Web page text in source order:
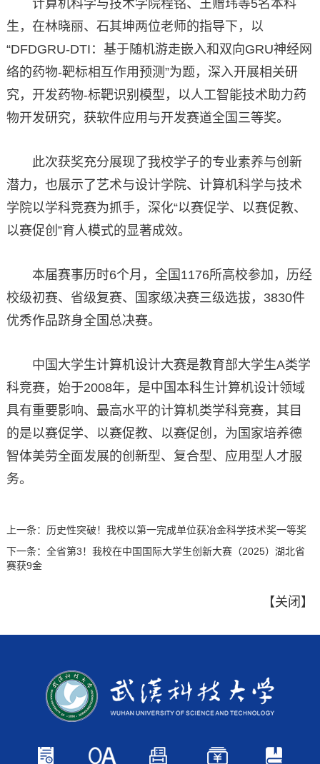
计算机科学与技术学院程铭、王赠玮等5名本科
生，在林晓丽、石其坤两位老师的指导下，以
“DFDGRU-DTI：基于随机游走嵌入和双向GRU神经网
络的药物-靶标相互作用预测”为题，深入开展相关研
究，开发药物-标靶识别模型，以人工智能技术助力药
物开发研究，获软件应用与开发赛道全国三等奖。
此次获奖充分展现了我校学子的专业素养与创新
潜力，也展示了艺术与设计学院、计算机科学与技术
学院以学科竞赛为抓手，深化“以赛促学、以赛促教、
以赛促创”育人模式的显著成效。
本届赛事历时6个月，全国1176所高校参加，历经
校级初赛、省级复赛、国家级决赛三级选拔，3830件
优秀作品跻身全国总决赛。
中国大学生计算机设计大赛是教育部大学生A类学
科竞赛，始于2008年，是中国本科生计算机设计领域
具有重要影响、最高水平的计算机类学科竞赛，其目
的是以赛促学、以赛促教、以赛促创，为国家培养德
智体美劳全面发展的创新型、复合型、应用型人才服
务。
上一条： 历史性突破！我校以第一完成单位获冶金科学技术奖一等奖
下一条： 全省第3！我校在中国国际大学生创新大赛（2025）湖北省
赛获9金
【关闭 】